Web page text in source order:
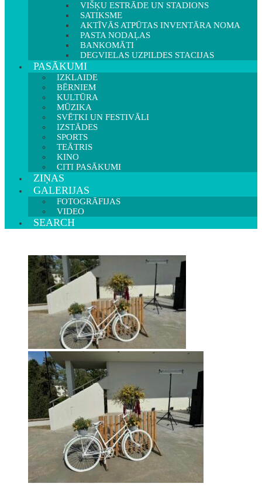
VIŠĶU ESTRĀDE UN STADIONS
SATIKSME
AKTĪVĀS ATPŪTAS INVENTĀRA NOMA
PASTA NODAĻAS
BANKOMĀTI
DEGVIELAS UZPILDES STACIJAS
PASĀKUMI
IZKLAIDE
BĒRNIEM
KULTŪRA
MŪZIKA
SVĒTKI UN FESTIVĀLI
IZSTĀDES
SPORTS
TEĀTRIS
KINO
CITI PASĀKUMI
ZIŅAS
GALERIJAS
FOTOGRĀFIJAS
VIDEO
SEARCH